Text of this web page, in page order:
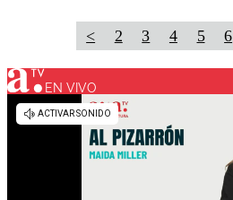
< 2 3 4 5 6
EN VIVO